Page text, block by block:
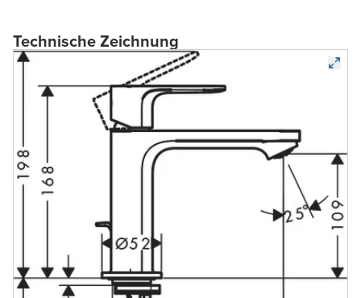
Technische Zeichnung